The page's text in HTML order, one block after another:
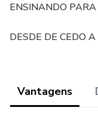
ENSINANDO
DESDE DE CEDO
Vantagens